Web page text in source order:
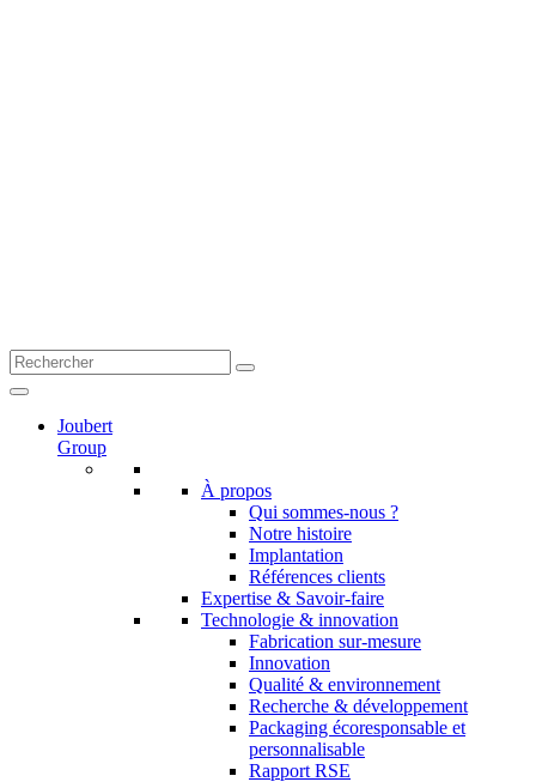
Joubert
Group
À propos
Qui sommes-nous ?
Notre histoire
Implantation
Références clients
Expertise & Savoir-faire
Technologie & innovation
Fabrication sur-mesure
Innovation
Qualité & environnement
Recherche & développement
Packaging écoresponsable et
personnalisable
Rapport RSE